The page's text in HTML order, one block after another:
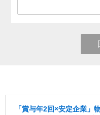
「賞与年2回×安定企業」